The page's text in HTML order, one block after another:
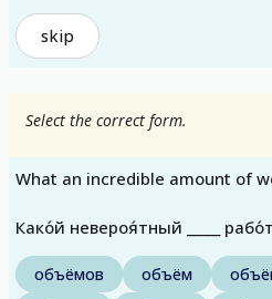
skip
Select the correct form.
What an incredible amount of
Како́й невероя́тный _____
объёмов объём